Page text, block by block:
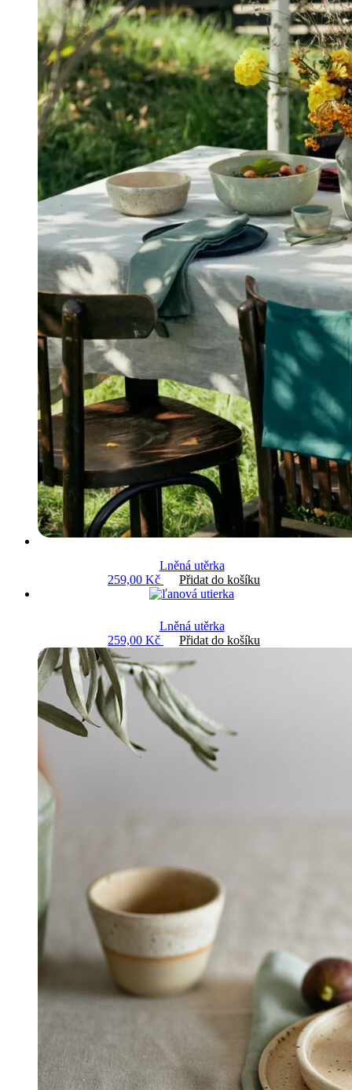
Lněná utěrka
259,00 Kč Přidat do košíku
Lněná utěrka
259,00 Kč Přidat do košíku